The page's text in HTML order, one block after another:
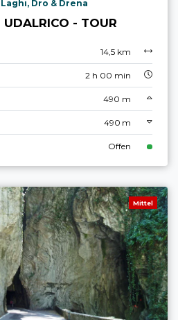
Dro & Drena
UDALRICO - TOUR
14,5 km
2 h 00 min
490 m
490 m
Offen
Mittel